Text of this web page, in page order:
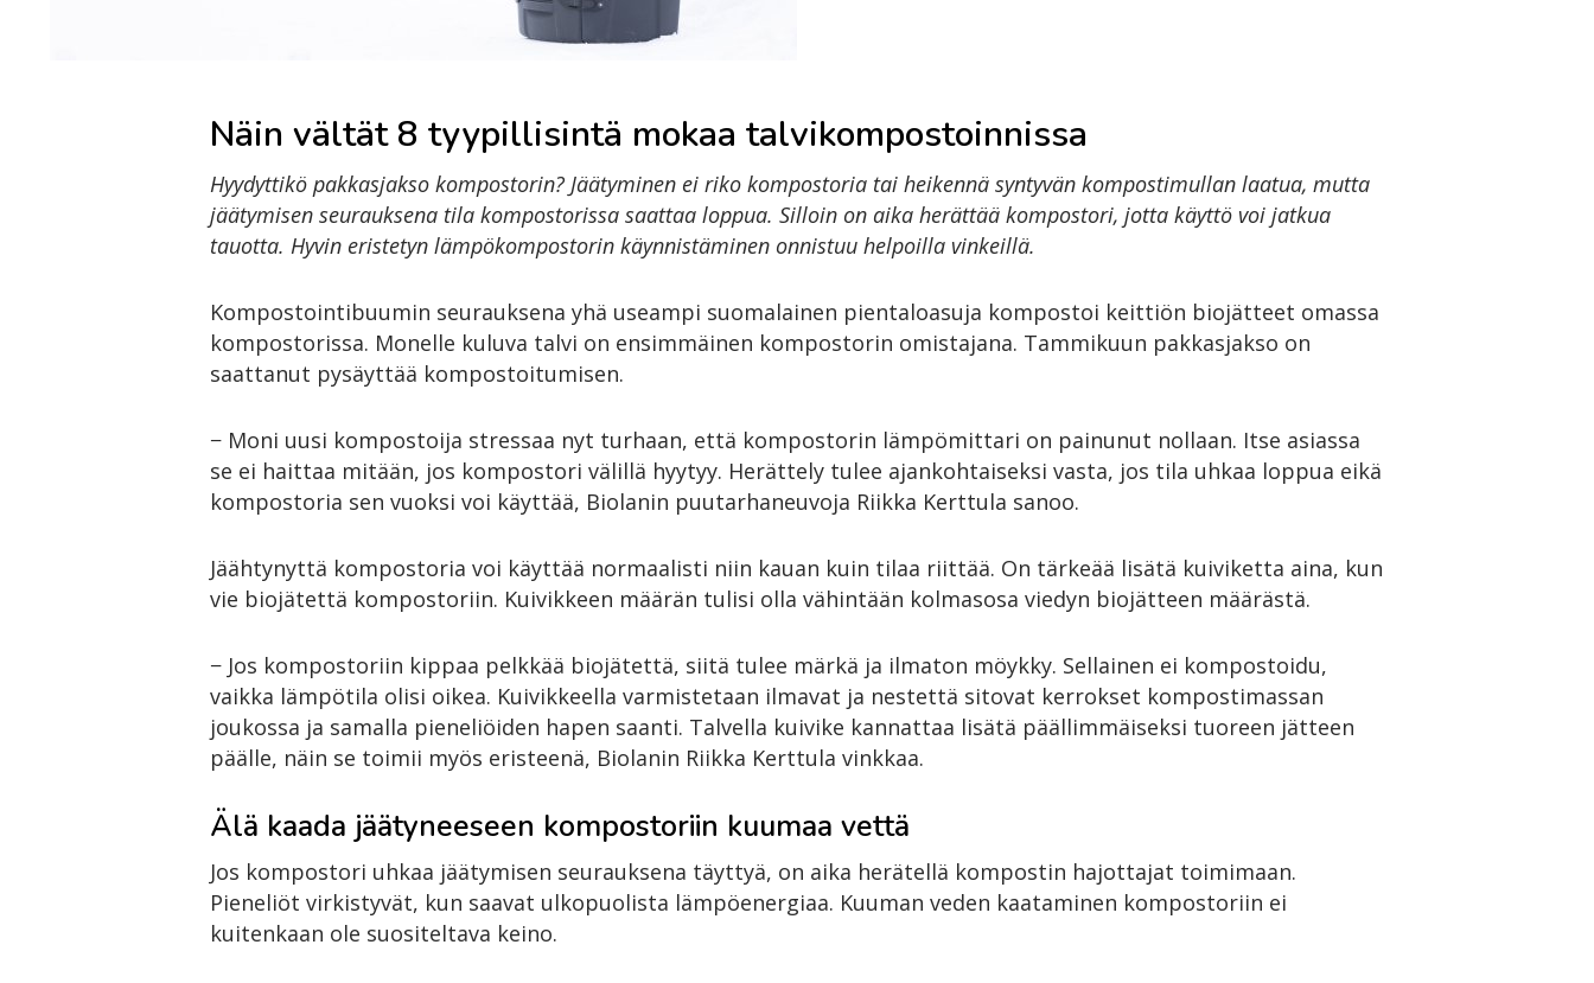
Näin vältät 8 tyypillisintä mokaa talvikompostoinnissa
Hyydyttikö pakkasjakso kompostorin? Jäätyminen ei riko kompostoria tai heikennä syntyvän kompostimullan laatua, mutta
jäätymisen seurauksena tila kompostorissa saattaa loppua. Silloin on aika herättää kompostori, jotta käyttö voi jatkua
tauotta. Hyvin eristetyn lämpökompostorin käynnistäminen onnistuu helpoilla vinkeillä.
Kompostointibuumin seurauksena yhä useampi suomalainen pientaloasuja kompostoi keittiön biojätteet omassa
kompostorissa. Monelle kuluva talvi on ensimmäinen kompostorin omistajana. Tammikuun pakkasjakso on
saattanut pysäyttää kompostoitumisen.
− Moni uusi kompostoija stressaa nyt turhaan, että kompostorin lämpömittari on painunut nollaan. Itse asiassa
se ei haittaa mitään, jos kompostori välillä hyytyy. Herättely tulee ajankohtaiseksi vasta, jos tila uhkaa loppua eikä
kompostoria sen vuoksi voi käyttää, Biolanin puutarhaneuvoja Riikka Kerttula sanoo.
Jäähtynyttä kompostoria voi käyttää normaalisti niin kauan kuin tilaa riittää. On tärkeää lisätä kuiviketta aina, kun
vie biojätettä kompostoriin. Kuivikkeen määrän tulisi olla vähintään kolmasosa viedyn biojätteen määrästä.
− Jos kompostoriin kippaa pelkkää biojätettä, siitä tulee märkä ja ilmaton möykky. Sellainen ei kompostoidu,
vaikka lämpötila olisi oikea. Kuivikkeella varmistetaan ilmavat ja nestettä sitovat kerrokset kompostimassan
joukossa ja samalla pieneliöiden hapen saanti. Talvella kuivike kannattaa lisätä päällimmäiseksi tuoreen jätteen
päälle, näin se toimii myös eristeenä, Biolanin Riikka Kerttula vinkkaa.
Älä kaada jäätyneeseen kompostoriin kuumaa vettä
Jos kompostori uhkaa jäätymisen seurauksena täyttyä, on aika herätellä kompostin hajottajat toimimaan.
Pieneliöt virkistyvät, kun saavat ulkopuolista lämpöenergiaa. Kuuman veden kaataminen kompostoriin ei
kuitenkaan ole suositeltava keino.